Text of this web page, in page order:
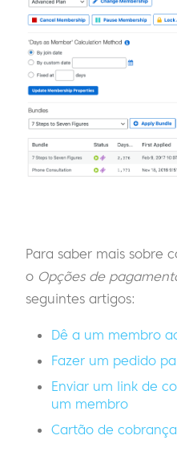
Para saber mais sobre
o Opções de
seguintes artigos:
Dê a um membro
Fazer um pedido
Enviar um link de
um membro
Cartão de